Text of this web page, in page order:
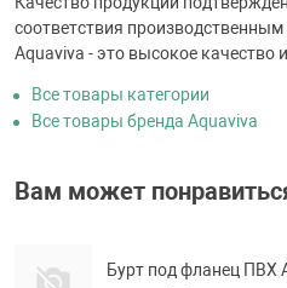
соответствия
Aquaviva - это высокое качество
Все товары категории
Все товары бренда Aquaviva
Вам может
Бурт под фланец ПВХ